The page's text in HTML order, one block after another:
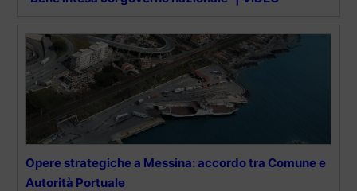
Opere strategiche a Messina: accordo tra Comune e
Autorità Portuale